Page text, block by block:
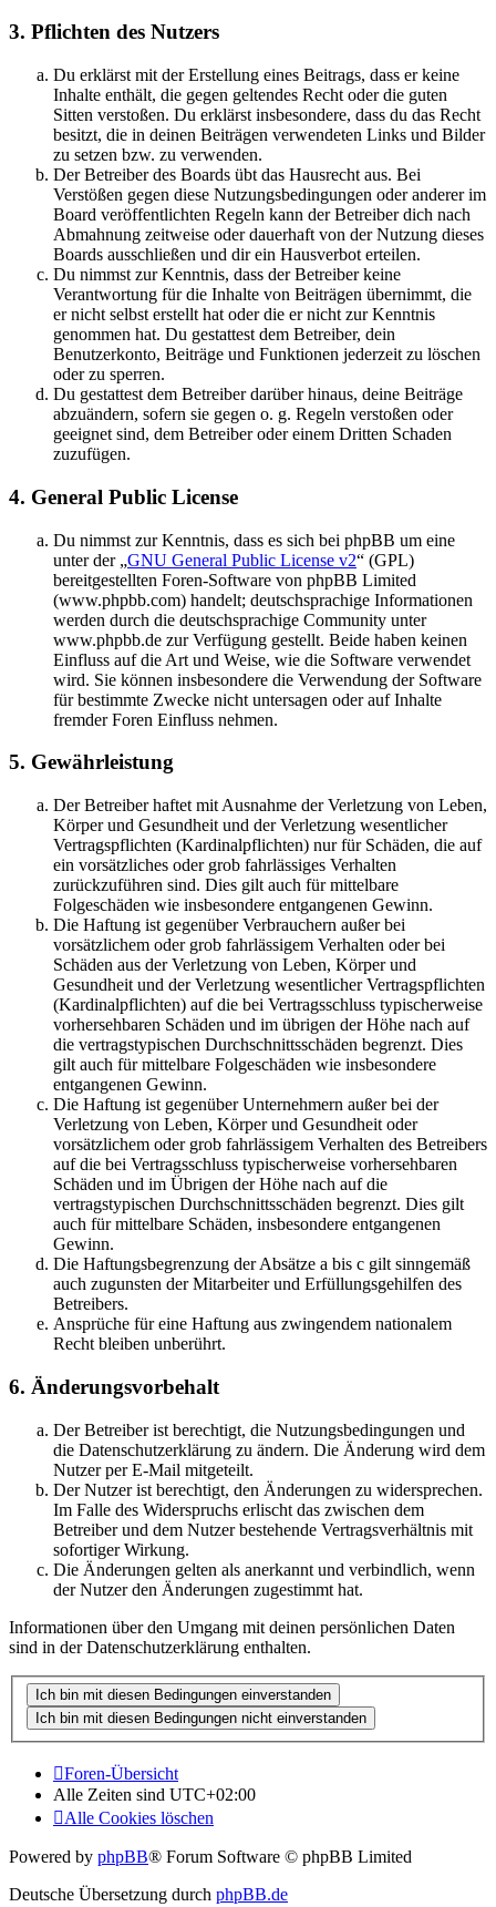
3. Pflichten des Nutzers
Du erklärst mit der Erstellung eines Beitrags, dass er keine
Inhalte enthält, die gegen geltendes Recht oder die guten
Sitten verstoßen. Du erklärst insbesondere, dass du das Recht
besitzt, die in deinen Beiträgen verwendeten Links und Bilder
zu setzen bzw. zu verwenden.
Der Betreiber des Boards übt das Hausrecht aus. Bei
Verstößen gegen diese Nutzungsbedingungen oder anderer im
Board veröffentlichten Regeln kann der Betreiber dich nach
Abmahnung zeitweise oder dauerhaft von der Nutzung dieses
Boards ausschließen und dir ein Hausverbot erteilen.
Du nimmst zur Kenntnis, dass der Betreiber keine
Verantwortung für die Inhalte von Beiträgen übernimmt, die
er nicht selbst erstellt hat oder die er nicht zur Kenntnis
genommen hat. Du gestattest dem Betreiber, dein
Benutzerkonto, Beiträge und Funktionen jederzeit zu löschen
oder zu sperren.
Du gestattest dem Betreiber darüber hinaus, deine Beiträge
abzuändern, sofern sie gegen o. g. Regeln verstoßen oder
geeignet sind, dem Betreiber oder einem Dritten Schaden
zuzufügen.
4. General Public License
Du nimmst zur Kenntnis, dass es sich bei phpBB um eine
unter der „GNU General Public License v2“ (GPL)
bereitgestellten Foren-Software von phpBB Limited
(www.phpbb.com) handelt; deutschsprachige Informationen
werden durch die deutschsprachige Community unter
www.phpbb.de zur Verfügung gestellt. Beide haben keinen
Einfluss auf die Art und Weise, wie die Software verwendet
wird. Sie können insbesondere die Verwendung der Software
für bestimmte Zwecke nicht untersagen oder auf Inhalte
fremder Foren Einfluss nehmen.
5. Gewährleistung
Der Betreiber haftet mit Ausnahme der Verletzung von Leben,
Körper und Gesundheit und der Verletzung wesentlicher
Vertragspflichten (Kardinalpflichten) nur für Schäden, die auf
ein vorsätzliches oder grob fahrlässiges Verhalten
zurückzuführen sind. Dies gilt auch für mittelbare
Folgeschäden wie insbesondere entgangenen Gewinn.
Die Haftung ist gegenüber Verbrauchern außer bei
vorsätzlichem oder grob fahrlässigem Verhalten oder bei
Schäden aus der Verletzung von Leben, Körper und
Gesundheit und der Verletzung wesentlicher Vertragspflichten
(Kardinalpflichten) auf die bei Vertragsschluss typischerweise
vorhersehbaren Schäden und im übrigen der Höhe nach auf
die vertragstypischen Durchschnittsschäden begrenzt. Dies
gilt auch für mittelbare Folgeschäden wie insbesondere
entgangenen Gewinn.
Die Haftung ist gegenüber Unternehmern außer bei der
Verletzung von Leben, Körper und Gesundheit oder
vorsätzlichem oder grob fahrlässigem Verhalten des Betreibers
auf die bei Vertragsschluss typischerweise vorhersehbaren
Schäden und im Übrigen der Höhe nach auf die
vertragstypischen Durchschnittsschäden begrenzt. Dies gilt
auch für mittelbare Schäden, insbesondere entgangenen
Gewinn.
Die Haftungsbegrenzung der Absätze a bis c gilt sinngemäß
auch zugunsten der Mitarbeiter und Erfüllungsgehilfen des
Betreibers.
Ansprüche für eine Haftung aus zwingendem nationalem
Recht bleiben unberührt.
6. Änderungsvorbehalt
Der Betreiber ist berechtigt, die Nutzungsbedingungen und
die Datenschutzerklärung zu ändern. Die Änderung wird dem
Nutzer per E-Mail mitgeteilt.
Der Nutzer ist berechtigt, den Änderungen zu widersprechen.
Im Falle des Widerspruchs erlischt das zwischen dem
Betreiber und dem Nutzer bestehende Vertragsverhältnis mit
sofortiger Wirkung.
Die Änderungen gelten als anerkannt und verbindlich, wenn
der Nutzer den Änderungen zugestimmt hat.
Informationen über den Umgang mit deinen persönlichen Daten
sind in der Datenschutzerklärung enthalten.
Foren-Übersicht
Alle Zeiten sind UTC+02:00
Alle Cookies löschen
Powered by phpBB® Forum Software © phpBB Limited
Deutsche Übersetzung durch phpBB.de